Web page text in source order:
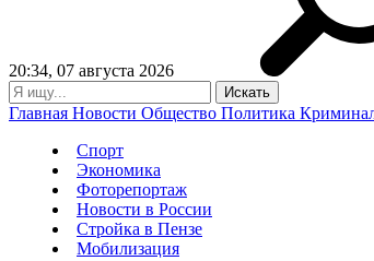
20:34, 07 августа 2026
Главная Новости Общество Политика
Спорт
Экономика
Фоторепортаж
Новости в России
Стройка в Пензе
Мобилизация